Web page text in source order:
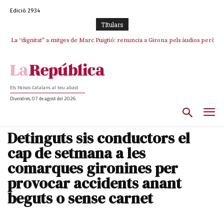
Edició 2934
TItulars
La “dignitat” a mitges de Marc Puigtió: renuncia a Girona pels àudios però
Els Països Catalans al teu abast
Divendres, 07 de agost del 2026
Detinguts sis conductors el
cap de setmana a les
comarques gironines per
provocar accidents anant
beguts o sense carnet